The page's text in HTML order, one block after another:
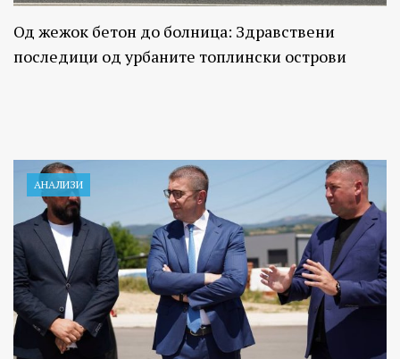
Од жежок бетон до болница: Здравствени
последици од урбаните топлински острови
АНАЛИЗИ